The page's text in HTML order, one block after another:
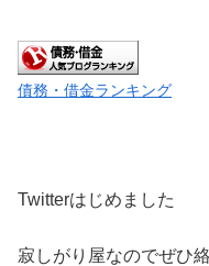
債務・借金ランキング
Twitterはじめました
寂しがり屋なのでぜひ